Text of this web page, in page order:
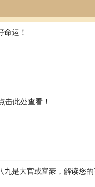
命运！
击此处查看！
九是大官或富豪，解读您